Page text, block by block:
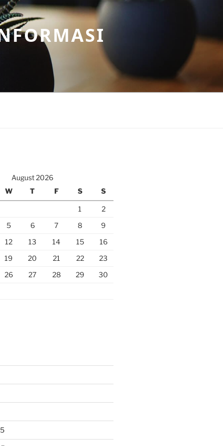
August 2026
W T F S S
1
2
5 6 7 8
9
12 13 14 15
16
19 20 21 22
23
26 27 28 29
30